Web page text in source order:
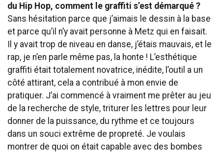
du Hip Hop, comment le graffiti s’est démarqué ?
Sans hésitation parce que j’aimais le dessin à la base
et parce qu’il n’y avait personne à Metz qui en faisait.
Il y avait trop de niveau en danse, j’étais mauvais, et le
rap, je n’en parle même pas, la honte ! L’esthétique
graffiti était totalement novatrice, inédite, l’outil a un
côté attirant, cela a contribué à mon envie de
pratiquer. J’ai commencé à vraiment me prêter au jeu
de la recherche de style, triturer les lettres pour leur
donner de la puissance, du rythme et ce toujours
dans un souci extrême de propreté. Je voulais
montrer de quoi on était capable avec des bombes